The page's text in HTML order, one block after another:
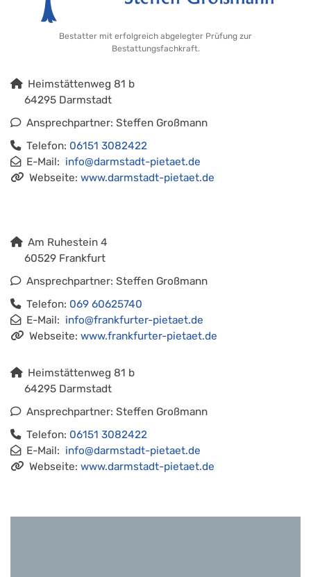
Bestatter mit erfolgreich abgelegter Prüfung zur
Bestattungsfachkraft.
Heimstättenweg 81 b
64295 Darmstadt
Ansprechpartner: Steffen Großmann
Telefon: 06151 3082422
E-Mail: info@darmstadt-pietaet.de
Webseite: www.darmstadt-pietaet.de
Am Ruhestein 4
60529 Frankfurt
Ansprechpartner: Steffen Großmann
Telefon: 069 60625740
E-Mail: info@frankfurter-pietaet.de
Webseite: www.frankfurter-pietaet.de
Heimstättenweg 81 b
64295 Darmstadt
Ansprechpartner: Steffen Großmann
Telefon: 06151 3082422
E-Mail: info@darmstadt-pietaet.de
Webseite: www.darmstadt-pietaet.de